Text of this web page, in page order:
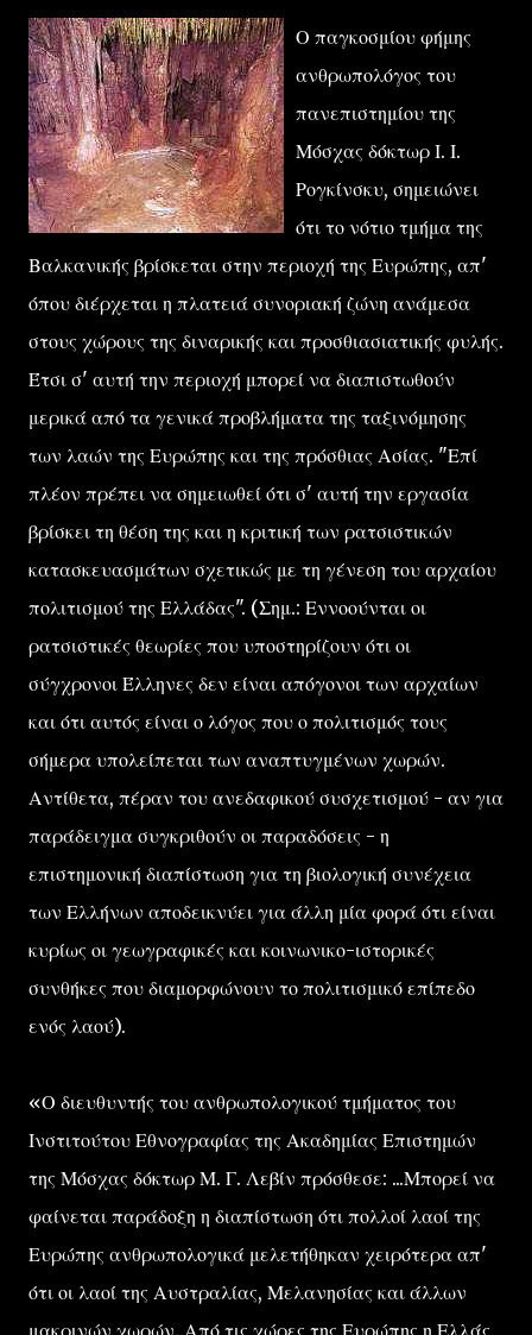
Ο παγκοσμίου φήμης
ανθρωπολόγος του
πανεπιστημίου της
Μόσχας δόκτωρ Ι. Ι.
Ρογκίνσκυ, σημειώνει
ότι το νότιο τμήμα της
Βαλκανικής βρίσκεται στην περιοχή της Ευρώπης, απ'
όπου διέρχεται η πλατειά συνοριακή ζώνη ανάμεσα
στους χώρους της διναρικής και προσθιασιατικής φυλής.
Έτσι σ' αυτή την περιοχή μπορεί να διαπιστωθούν
μερικά από τα γενικά προβλήματα της ταξινόμησης
των λαών της Ευρώπης και της πρόσθιας Ασίας. "Επί
πλέον πρέπει να σημειωθεί ότι σ' αυτή την εργασία
βρίσκει τη θέση της και η κριτική των ρατσιστικών
κατασκευασμάτων σχετικώς με τη γένεση του αρχαίου
πολιτισμού της Ελλάδας". (Σημ.: Εννοούνται οι
ρατσιστικές θεωρίες που υποστηρίζουν ότι οι
σύγχρονοι Έλληνες δεν είναι απόγονοι των αρχαίων
και ότι αυτός είναι ο λόγος που ο πολιτισμός τους
σήμερα υπολείπεται των αναπτυγμένων χωρών.
Αντίθετα, πέραν του ανεδαφικού συσχετισμού - αν για
παράδειγμα συγκριθούν οι παραδόσεις - η
επιστημονική διαπίστωση για τη βιολογική συνέχεια
των Ελλήνων αποδεικνύει για άλλη μία φορά ότι είναι
κυρίως οι γεωγραφικές και κοινωνικο-ιστορικές
συνθήκες που διαμορφώνουν το πολιτισμικό επίπεδο
ενός λαού).
«Ο διευθυντής του ανθρωπολογικού τμήματος του
Ινστιτούτου Εθνογραφίας της Ακαδημίας Επιστημών
της Μόσχας δόκτωρ Μ. Γ. Λεβίν πρόσθεσε: ...Μπορεί να
φαίνεται παράδοξη η διαπίστωση ότι πολλοί λαοί της
Ευρώπης ανθρωπολογικά μελετήθηκαν χειρότερα απ'
ότι οι λαοί της Αυστραλίας, Μελανησίας και άλλων
μακρινών χωρών. Από τις χώρες της Ευρώπης η Ελλάς